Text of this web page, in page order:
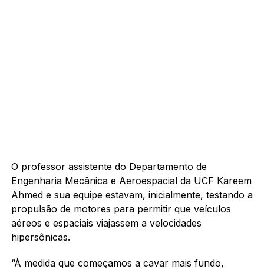
O professor assistente do Departamento de
Engenharia Mecânica e Aeroespacial da UCF Kareem
Ahmed e sua equipe estavam, inicialmente, testando a
propulsão de motores para permitir que veículos
aéreos e espaciais viajassem a velocidades
hipersônicas.
“À medida que começamos a cavar mais fundo,